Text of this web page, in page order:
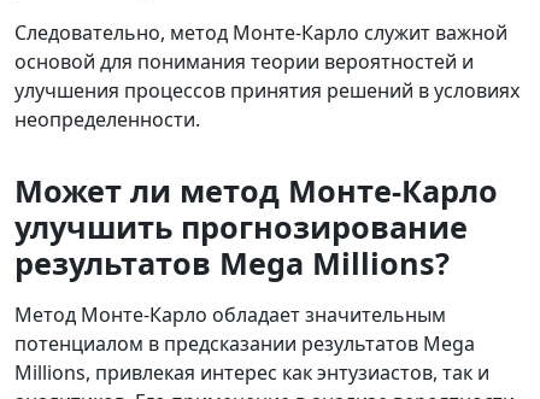
Следовательно, метод Монте-Карло служит важной
основой для понимания теории вероятностей и
улучшения процессов принятия решений в условиях
неопределенности.
Может ли метод Монте-Карло
улучшить прогнозирование
результатов Mega Millions?
Метод Монте-Карло обладает значительным
потенциалом в предсказании результатов Mega
Millions, привлекая интерес как энтузиастов, так и